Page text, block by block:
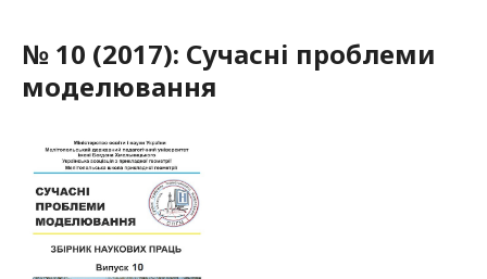
№ 10 (2017): Сучасні проблеми
моделювання